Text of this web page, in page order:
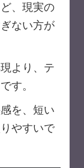
、現実の
ない方が
より、テ
す。
を、短い
やすいで